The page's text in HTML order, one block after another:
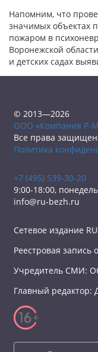
Напомним, что
значимых объектах
пожаром в
Воронежской
и детских садах
© 2013—2026
ООО «Компания Р-
Все права
Политика
+7 (495) 539-30-20
9:00-18:00,
info@ru-bezh.ru
Сетевое издание
Реестровая
Учредитель СМИ:
Главный редактор: